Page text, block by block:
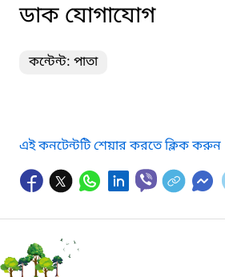
ডাক যোগাযোগ
কন্টেন্ট: পাতা
এই কনটেন্টটি শেয়ার করতে ক্লিক করুন